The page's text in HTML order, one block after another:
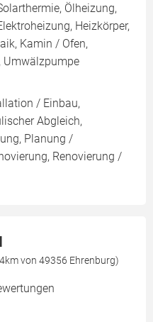
Ölheizung,
Heizkörper,
Kamin / Ofen,
Umwälzpumpe
/ Einbau,
Abgleich,
Planung /
Renovierung /
von 49356 Ehrenburg)